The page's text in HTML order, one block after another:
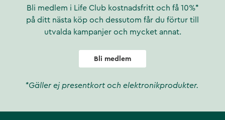
Bli medlem i Life Club kostnadsfritt och få 10%*
på ditt nästa köp och dessutom får du förtur till
utvalda kampanjer och mycket annat.
Bli medlem
*Gäller ej presentkort och elektronikprodukter.